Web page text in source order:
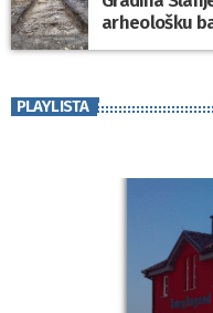
arheološku
PLAYLISTA